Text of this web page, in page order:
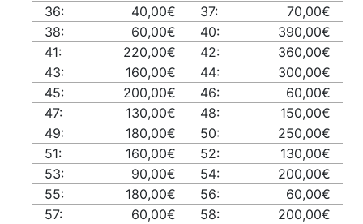
36:
40,00€ 37:
70,00€
38:
60,00€ 40:
390,00€
41:
220,00€ 42:
360,00€
43:
160,00€ 44:
300,00€
45:
200,00€ 46:
60,00€
47:
130,00€ 48:
150,00€
49:
180,00€ 50:
250,00€
51:
160,00€ 52:
130,00€
53:
90,00€ 54:
200,00€
55:
180,00€ 56:
60,00€
57:
60,00€ 58:
200,00€